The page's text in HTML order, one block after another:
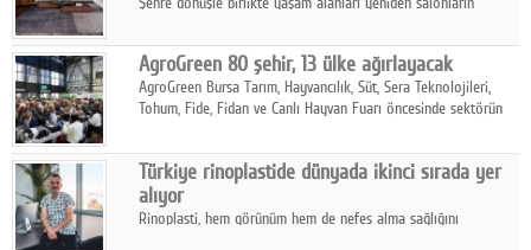
sonbaharın tasarım kodlarını açıklıyor.
AgroGreen 80 şehir, 13 ülke ağırlayacak
AgroGreen Bursa Tarım, Hayvancılık, Süt, Sera Teknolojileri,
Tohum, Fide, Fidan ve Canlı Hayvan Fuarı öncesinde sektörün
Türkiye rinoplastide dünyada ikinci sırada yer
alıyor
Rinoplasti, hem görünüm hem de nefes alma sağlığını